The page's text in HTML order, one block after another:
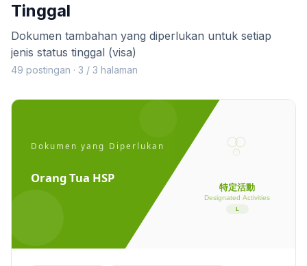
Tinggal
Dokumen tambahan yang diperlukan untuk setiap
jenis status tinggal (visa)
49 postingan · 3 / 3 halaman